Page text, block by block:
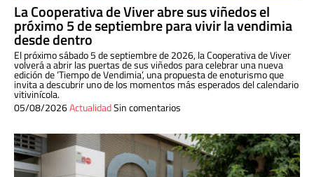
La Cooperativa de Viver abre sus viñedos el
próximo 5 de septiembre para vivir la vendimia
desde dentro
El próximo sábado 5 de septiembre de 2026, la Cooperativa de Viver
volverá a abrir las puertas de sus viñedos para celebrar una nueva
edición de ‘Tiempo de Vendimia’, una propuesta de enoturismo que
invita a descubrir uno de los momentos más esperados del calendario
vitivinícola.
05/08/2026ActualidadSin comentarios